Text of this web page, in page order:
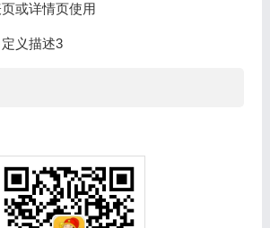
或详情页使用
义描述3